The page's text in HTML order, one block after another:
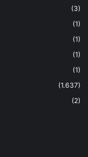
(3)
(1)
(1)
(1)
(1)
(1.637)
(2)